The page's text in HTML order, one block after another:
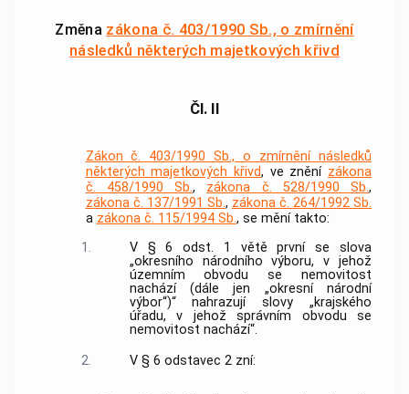
Změna zákona č. 403/1990 Sb., o zmírnění
následků některých majetkových křivd
Čl. II
Zákon č. 403/1990 Sb., o zmírnění následků
některých majetkových křivd, ve znění zákona
č. 458/1990 Sb., zákona č. 528/1990 Sb.,
zákona č. 137/1991 Sb., zákona č. 264/1992 Sb.
a zákona č. 115/1994 Sb., se mění takto:
1.
V § 6 odst. 1 větě první se slova
„okresního národního výboru, v jehož
územním obvodu se nemovitost
nachází (dále jen „okresní národní
výbor“)“ nahrazují slovy „krajského
úřadu, v jehož správním obvodu se
nemovitost nachází“.
2.
V § 6 odstavec 2 zní: